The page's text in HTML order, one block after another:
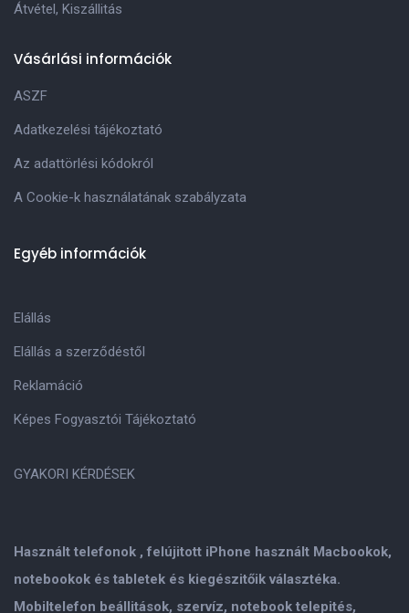
Használt telefonok , felújitott iPhone használt Macbookok,
notebookok és tabletek és kiegészitőik választéka.
Mobiltelefon beállitások, szervíz, notebook telepités,
Átvétel, Kiszállitás
Vásárlási információk
ASZF
Adatkezelési tájékoztató
Az adattörlési kódokról
A Cookie-k használatának szabályzata
Egyéb információk
Elállás
Elállás a szerződéstől
Reklamáció
Képes Fogyasztói Tájékoztató
GYAKORI KÉRDÉSEK